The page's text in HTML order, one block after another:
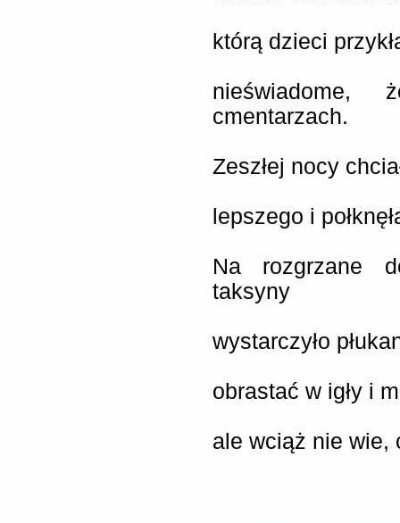
którą dzieci
cmentarzach.
Zeszłej nocy
lepszego i
Na rozgrzane
taksyny
wystarczyło
obrastać w igły i
ale wciąż nie wie,